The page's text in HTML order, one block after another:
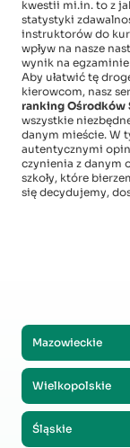
kwestii mi.in. to z
statystyki
instruktorów do
wpływ na nasze
wynik na
Aby ułatwić tę
kierowcom, nasz
ranking Ośrodków
wszystkie
danym mieście. W
autentycznymi
czynienia z danym
szkoły, które
się decydujemy,
Mazowieckie
Wielkopolskie
Śląskie